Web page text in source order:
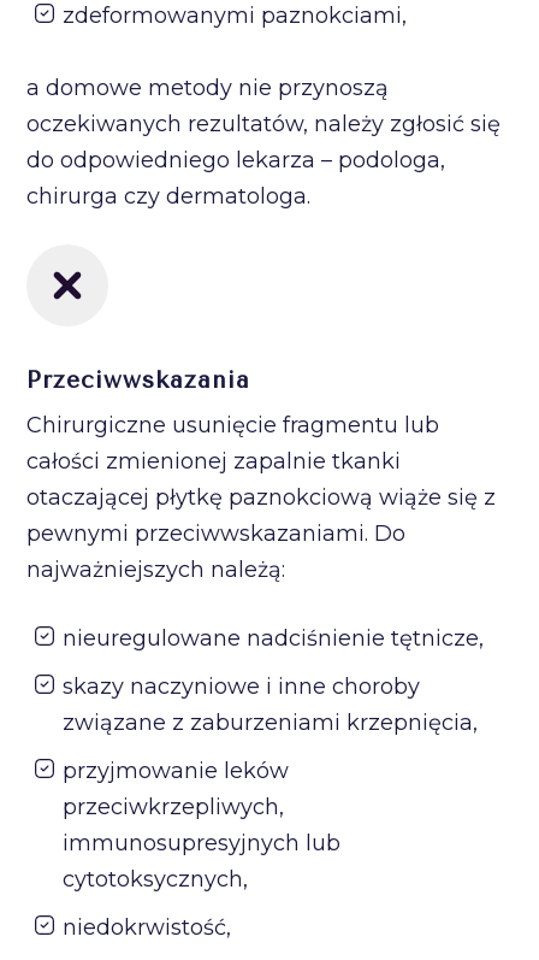
zdeformowanymi paznokciami,
a domowe metody nie przynoszą
oczekiwanych rezultatów, należy zgłosić się
do odpowiedniego lekarza – podologa,
chirurga czy dermatologa.
Przeciwwskazania
Chirurgiczne usunięcie fragmentu lub
całości zmienionej zapalnie tkanki
otaczającej płytkę paznokciową wiąże się z
pewnymi przeciwwskazaniami. Do
najważniejszych należą:
nieuregulowane nadciśnienie tętnicze,
skazy naczyniowe i inne choroby
związane z zaburzeniami krzepnięcia,
przyjmowanie leków
przeciwkrzepliwych,
immunosupresyjnych lub
cytotoksycznych,
niedokrwistość,